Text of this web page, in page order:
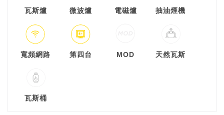
瓦斯爐 微波爐 電磁爐 抽油煙機
寬頻網路 第四台 MOD 天然瓦斯
瓦斯桶